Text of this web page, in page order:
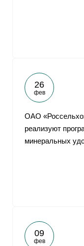
26
фев
ОАО
реализуют
минеральных
09
фев